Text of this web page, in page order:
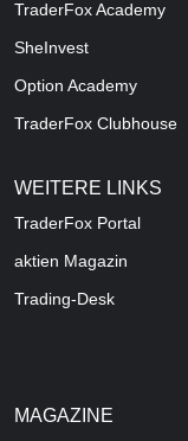
TraderFox Academy
SheInvest
Option Academy
TraderFox Clubhouse
WEITERE LINKS
TraderFox Portal
aktien Magazin
Trading-Desk
MAGAZINE